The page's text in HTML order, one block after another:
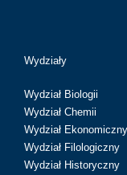
Wydziały
Wydział Biologii
Wydział Chemii
Wydział Ekonomiczny
Wydział Filologiczny
Wydział Historyczny